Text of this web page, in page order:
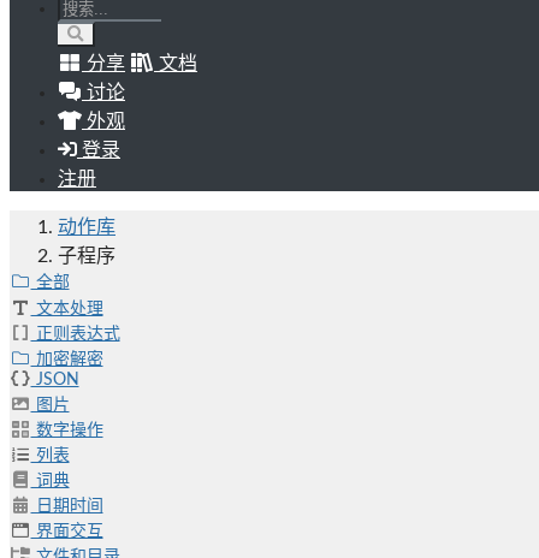
分享
文档
讨论
外观
登录
注册
动作库
子程序
全部
文本处理
正则表达式
加密解密
JSON
图片
数字操作
列表
词典
日期时间
界面交互